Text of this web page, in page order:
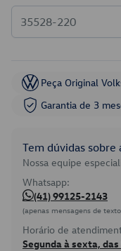
Peça Original
Garantia de 3
Tem dúvidas
Nossa equipe
Whatsapp:
(41) 99125-2143
(apenas mensagens de
Horário de
Segunda à sexta, das